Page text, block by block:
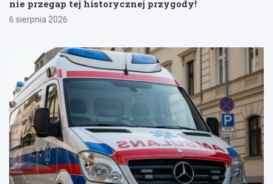
nie przegap tej historycznej przygody!
6 sierpnia 2026